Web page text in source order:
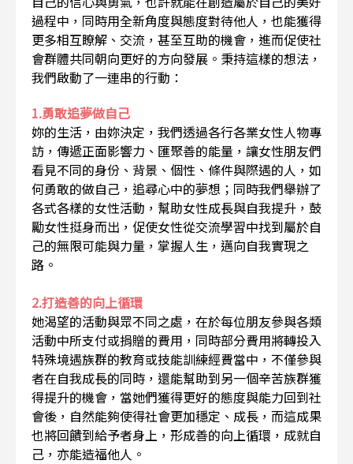
過程中，同時用全新角度與態度對待他人，也能獲得
更多相互瞭解、交流，甚至互助的機會，進而促使社
會群體共同朝向更好的方向發展。秉持這樣的想法，
我們啟動了一連串的行動：
1.勇敢追夢做自己
妳的生活，由妳決定，我們透過各行各業女性人物專
訪，傳遞正面影響力、匯聚善的能量，讓女性朋友們
看見不同的身份、背景、個性、條件與際遇的人，如
何勇敢的做自己，追尋心中的夢想；同時我們舉辦了
各式各樣的女性活動，幫助女性成長與自我提升，鼓
勵女性挺身而出，促使女性從交流學習中找到屬於自
己的無限可能與力量，掌握人生，邁向自我實現之
路。
2.打造善的向上循環
她渴望的活動與眾不同之處，在於每位朋友參與各類
活動中所支付或捐贈的費用，同時部分費用將轉投入
特殊境遇族群的教育或技能訓練經費當中，不僅參與
者在自我成長的同時，還能幫助到另一個辛苦族群獲
得提升的機會，當她們獲得更好的態度與能力回到社
會後，自然能夠使得社會更加穩定、成長，而這成果
也將回饋到給予者身上，形成善的向上循環，成就自
己，亦能造福他人。